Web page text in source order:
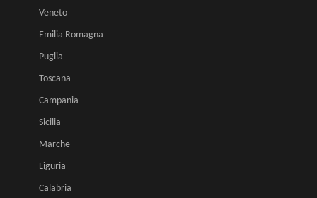
Veneto
Emilia Romagna
Puglia
Toscana
Campania
Sicilia
Marche
Liguria
Calabria